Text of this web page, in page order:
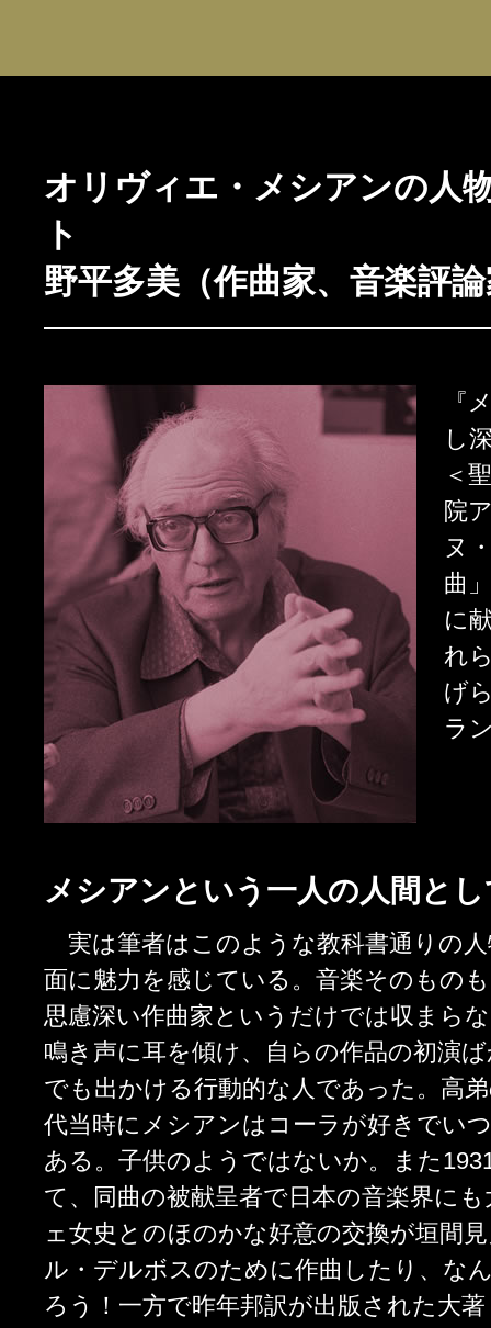
オリヴィエ・メシアンの人
ト
野平多美（作曲家、音楽評
『
し
＜
院
ヌ
曲
に
れ
げ
ラ
メシアンという一人の人間と
実は筆者はこのような教科書通りの
面に魅力を感じている。音楽そのもの
思慮深い作曲家というだけでは収まら
鳴き声に耳を傾け、自らの作品の初演
でも出かける行動的な人であった。高
代当時にメシアンはコーラが好きでい
ある。子供のようではないか。また
て、同曲の被献呈者で日本の音楽界に
ェ女史とのほのかな好意の交換が垣間
ル・デルボスのために作曲したり、な
ろう！一方で昨年邦訳が出版された大